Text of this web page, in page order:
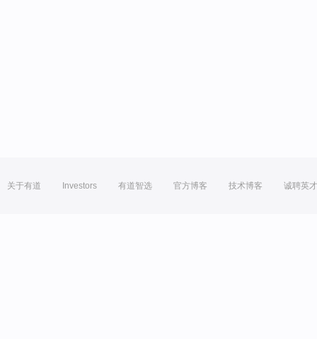
关于有道 Investors 有道智选 官方博客 技术博客 诚聘英才